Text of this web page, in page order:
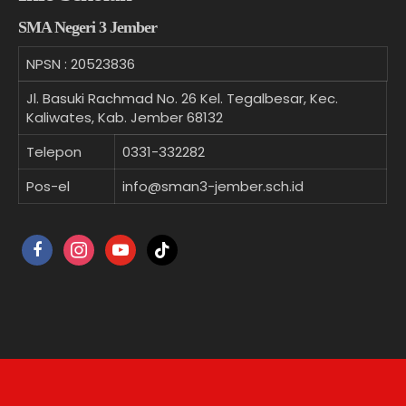
SMA Negeri 3 Jember
NPSN : 20523836
Jl. Basuki Rachmad No. 26 Kel. Tegalbesar, Kec.
Kaliwates, Kab. Jember 68132
Telepon
0331-332282
Pos-el
info@sman3-jember.sch.id
facebookinstagramyoutubetiktok